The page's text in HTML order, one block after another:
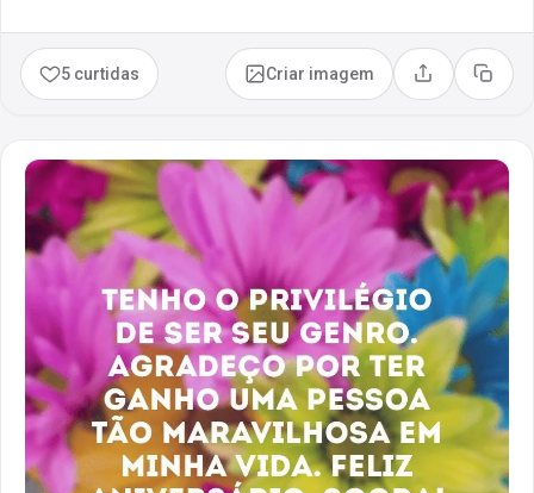
5 curtidas Criar imagem Compartilhar
Copiar